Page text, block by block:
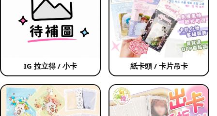
IG 拉立得 / 小卡 紙卡頭 / 卡片吊卡